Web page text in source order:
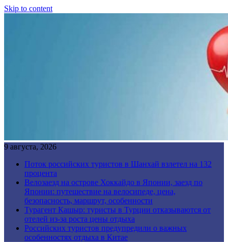
Skip to content
9 августа, 2026
Поток российских туристов в Шанхай взлетел на 132
процента
Велозаезд на острове Хоккайдо в Японии, заезд по
Японии: путешествие на велосипеде, цена,
безопасность, маршрут, особенности
Турагент Кашыр: туристы в Турции отказываются от
отелей из-за роста цены отдыха
Российских туристов предупредили о важных
особенностях отдыха в Китае